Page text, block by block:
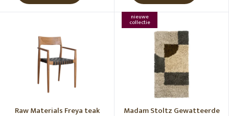
Raw Materials Freya teak
nieuwe
collectie
Madam Stoltz Gewatteerde